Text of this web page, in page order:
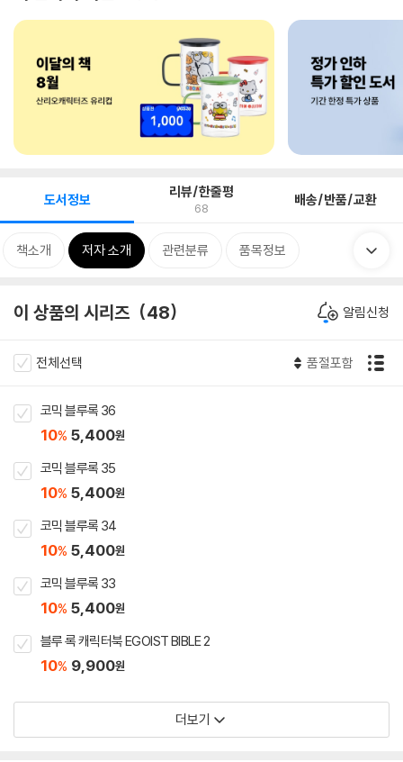
도서정보 리뷰/한줄평
68 배송/반품/교환
책소개 저자 소개 관련분류 품목정보
이 상품의 시리즈 48 알림신청
전체선택 품절포함
코믹 블루록 36
10% 5,400원
코믹 블루록 35
10% 5,400원
코믹 블루록 34
10% 5,400원
코믹 블루록 33
10% 5,400원
블루 록 캐릭터북 EGOIST BIBLE 2
10% 9,900원
더보기